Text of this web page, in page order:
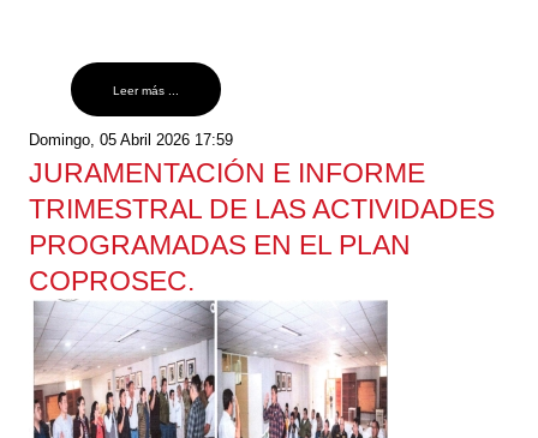
Leer más ...
Domingo, 05 Abril 2026 17:59
JURAMENTACIÓN E INFORME
TRIMESTRAL DE LAS ACTIVIDADES
PROGRAMADAS EN EL PLAN
COPROSEC.